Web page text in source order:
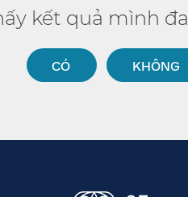
kết quả mình
CÓ​​ KHÔNG​​